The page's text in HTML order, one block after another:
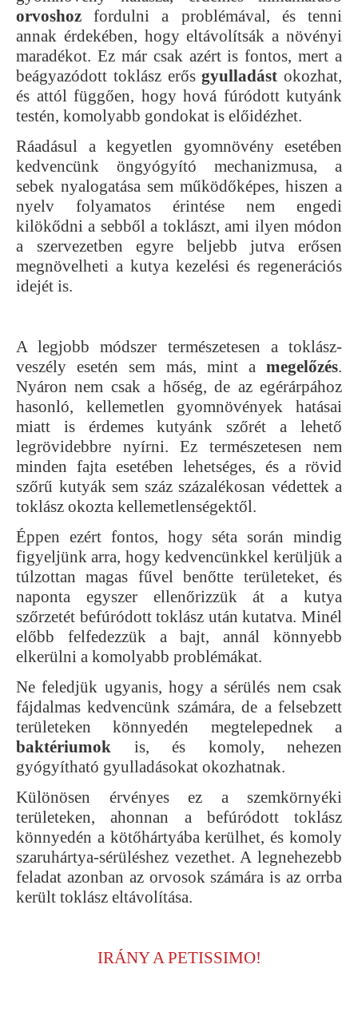
orvoshoz fordulni a problémával, és tenni
annak érdekében, hogy eltávolítsák a növényi
maradékot. Ez már csak azért is fontos, mert a
beágyazódott toklász erősgyulladást okozhat,
és attól függően, hogy hová fúródott kutyánk
testén, komolyabb gondokat is előidézhet.
Ráadásul a kegyetlen gyomnövény esetében
kedvencünk öngyógyító mechanizmusa, a
sebek nyalogatása sem működőképes, hiszen a
nyelv folyamatos érintése nem engedi
kilökődni a sebből a toklászt, ami ilyen módon
a szervezetben egyre beljebb jutva erősen
megnövelheti a kutya kezelési és regenerációs
idejét is.
A legjobb módszer természetesen a toklász-
veszély esetén sem más, mint a megelőzés.
Nyáron nem csak a hőség, de az egérárpához
hasonló, kellemetlen gyomnövények hatásai
miatt is érdemes kutyánk szőrét a lehető
legrövidebbre nyírni. Ez természetesen nem
minden fajta esetében lehetséges, és a rövid
szőrű kutyák sem száz százalékosan védettek a
toklász okozta kellemetlenségektől.
Éppen ezért fontos, hogy séta során mindig
figyeljünk arra, hogy kedvencünkkel kerüljük a
túlzottan magas fűvel benőtte területeket, és
naponta egyszer ellenőrizzük át a kutya
szőrzetét befúródott toklász után kutatva. Minél
előbb felfedezzük a bajt, annál könnyebb
elkerülni a komolyabb problémákat.
Ne feledjük ugyanis, hogy a sérülés nem csak
fájdalmas kedvencünk számára, de a felsebzett
területeken könnyedén megtelepednek a
baktériumok is, és komoly, nehezen
gyógyítható gyulladásokat okozhatnak.
Különösen érvényes ez a szemkörnyéki
területeken, ahonnan a befúródott toklász
könnyedén a kötőhártyába kerülhet, és komoly
szaruhártya-sérüléshez vezethet. A legnehezebb
feladat azonban az orvosok számára is az orrba
került toklász eltávolítása.
IRÁNY A PETISSIMO!